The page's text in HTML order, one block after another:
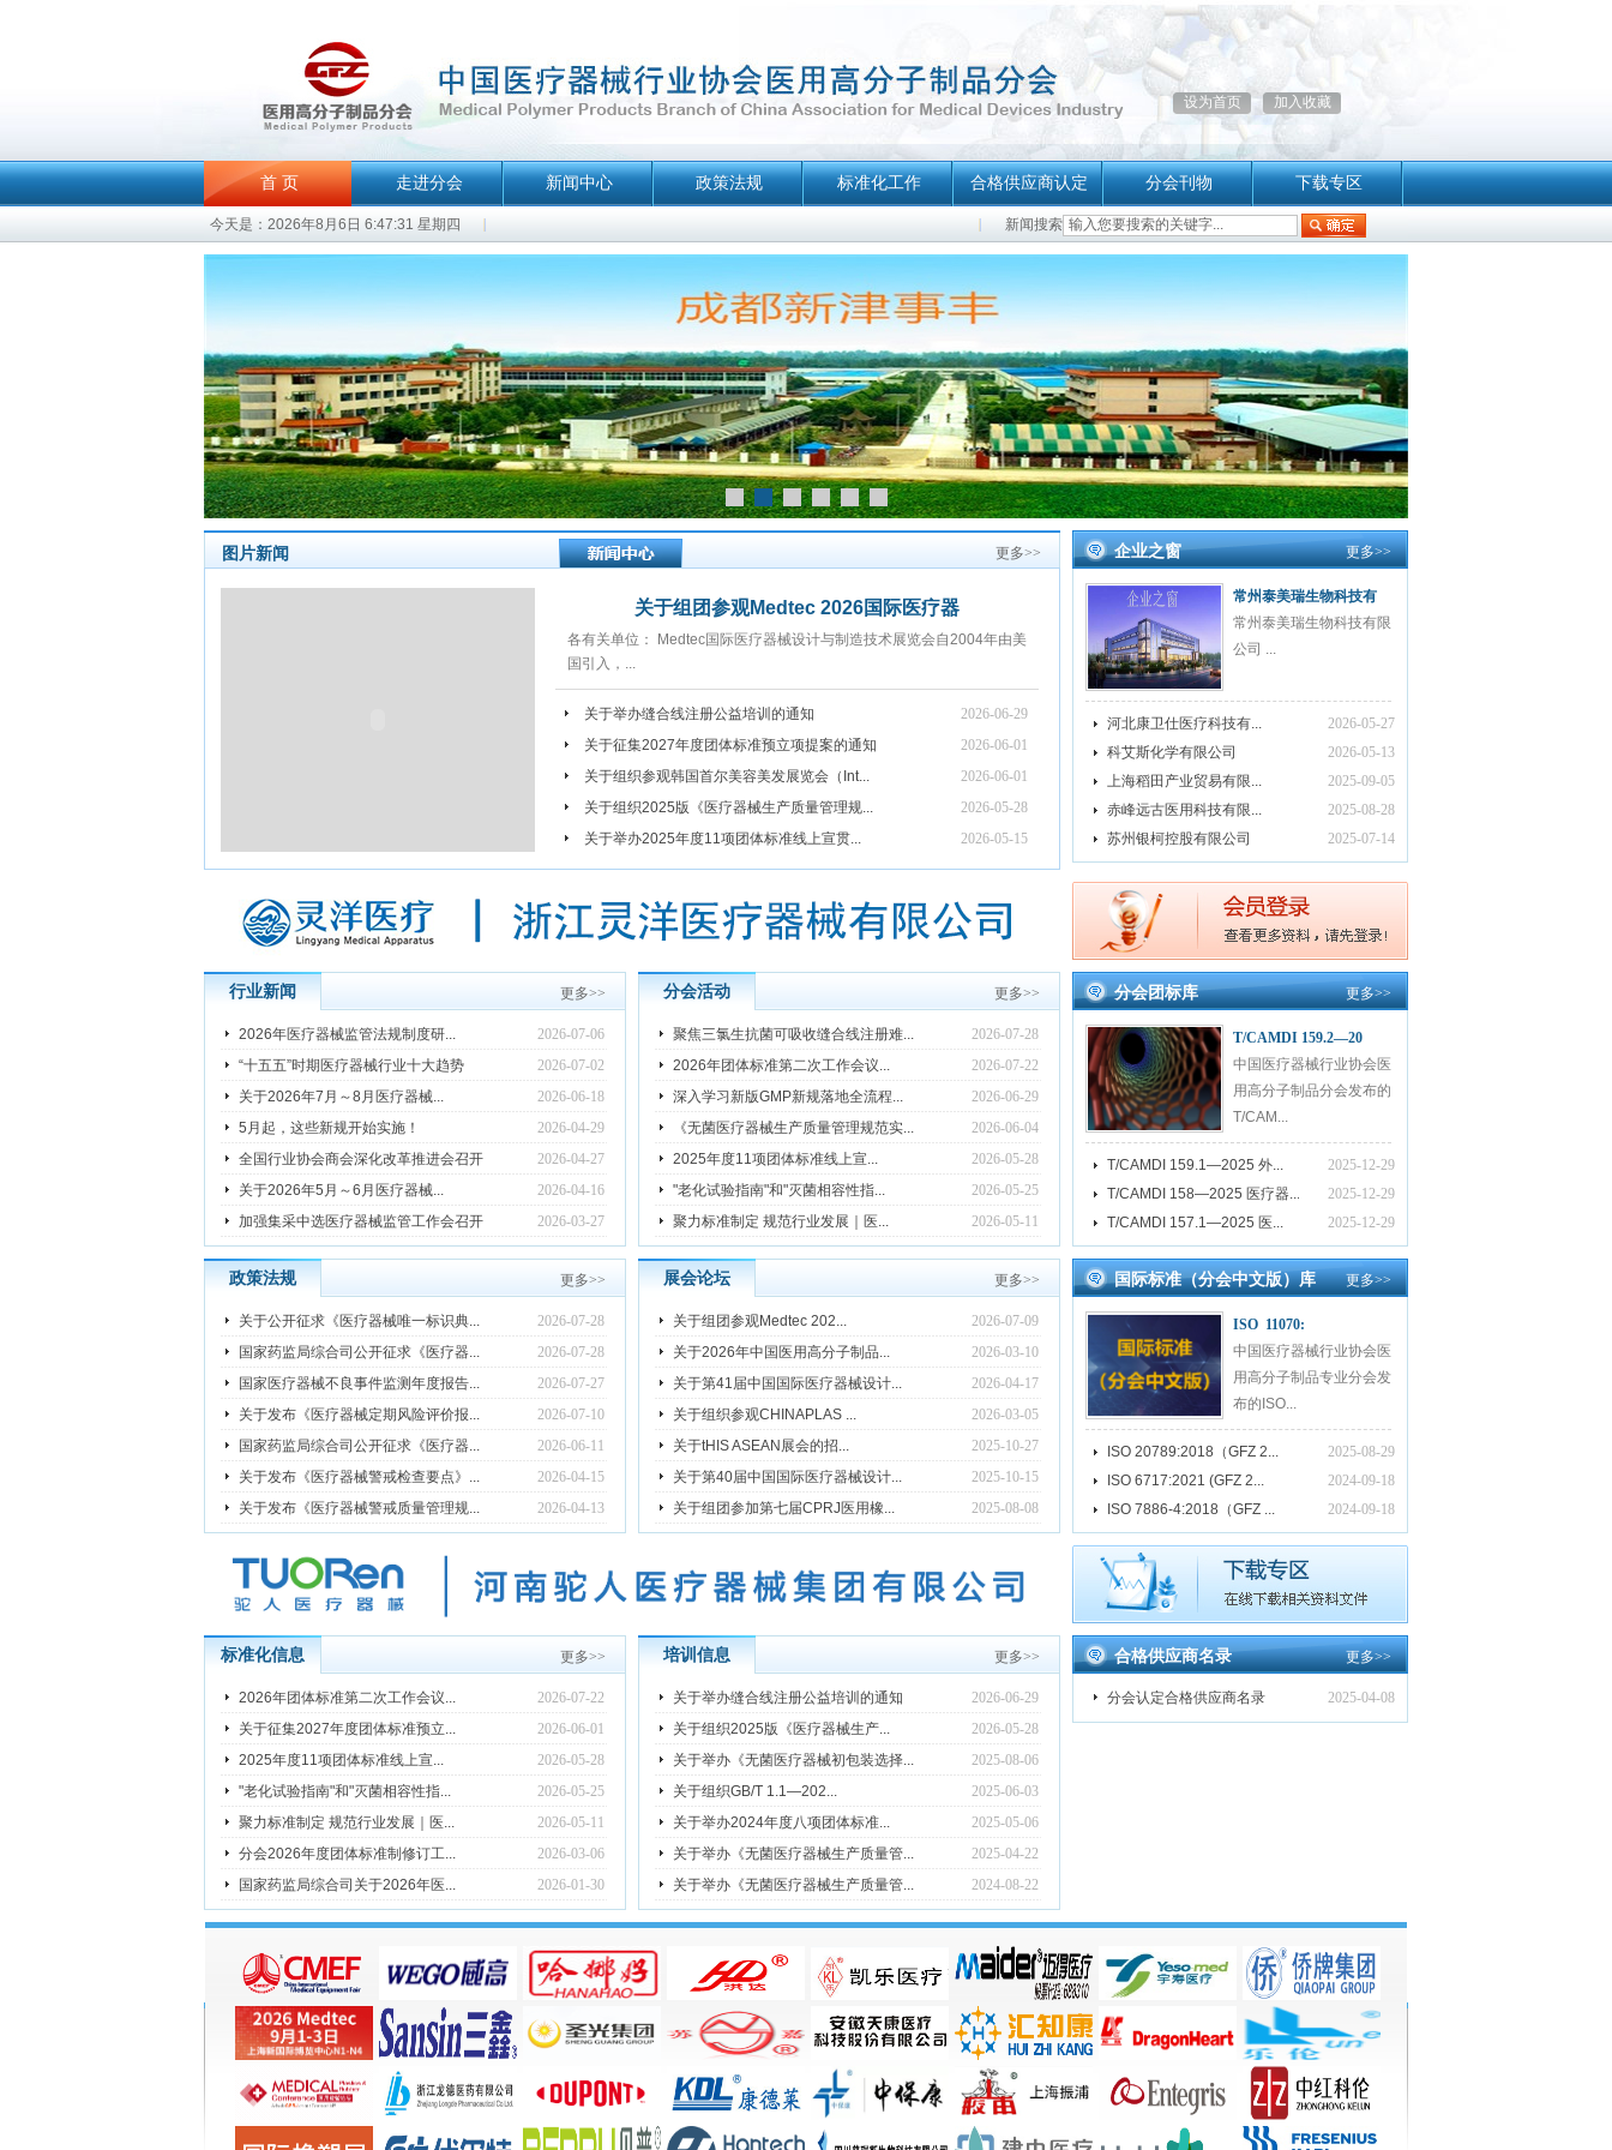
设为首页 加入收藏
首 页
今天是：2026年8月6日 6:47:31 星期四 新闻搜索
走进分会 新闻中心 政策法规 标准化工作 合格供应商认定 分会刊物 下载专区
图片新闻 更多>>
关于组团参观Medtec 2026国际医疗器
各有关单位： Medtec国际医疗器械设计与制造技术展览会自2004年由美
国引入，...
关于举办缝合线注册公益培训的通知
2026-06-29
关于征集2027年度团体标准预立项提案的通知
2026-06-01
关于组织参观韩国首尔美容美发展览会（Int...
2026-06-01
关于组织2025版《医疗器械生产质量管理规...
2026-05-28
关于举办2025年度11项团体标准线上宣贯...
2026-05-15
企业之窗 更多>>
常州泰美瑞生物科技有
常州泰美瑞生物科技有限
公司 ...
河北康卫仕医疗科技有...
2026-05-27
科艾斯化学有限公司
2026-05-13
上海稻田产业贸易有限...
2025-09-05
赤峰远古医用科技有限...
2025-08-28
苏州银柯控股有限公司
2025-07-14
行业新闻 更多>>
2026年医疗器械监管法规制度研...
2026-07-06
“十五五”时期医疗器械行业十大趋势
2026-07-02
关于2026年7月～8月医疗器械...
2026-06-18
5月起，这些新规开始实施！
2026-04-29
全国行业协会商会深化改革推进会召开
2026-04-27
关于2026年5月～6月医疗器械...
2026-04-16
加强集采中选医疗器械监管工作会召开
2026-03-27
分会活动 更多>>
聚焦三氯生抗菌可吸收缝合线注册难...
2026-07-28
2026年团体标准第二次工作会议...
2026-07-22
深入学习新版GMP新规落地全流程...
2026-06-29
《无菌医疗器械生产质量管理规范实...
2026-06-04
2025年度11项团体标准线上宣...
2026-05-28
"老化试验指南"和"灭菌相容性指...
2026-05-25
聚力标准制定 规范行业发展｜医...
2026-05-11
分会团标库 更多>>
T/CAMDI 159.2—20
中国医疗器械行业协会医
用高分子制品分会发布的
T/CAM...
T/CAMDI 159.1—2025 外...
2025-12-29
T/CAMDI 158—2025 医疗器...
2025-12-29
T/CAMDI 157.1—2025 医...
2025-12-29
政策法规 更多>>
关于公开征求《医疗器械唯一标识典...
2026-07-28
国家药监局综合司公开征求《医疗器...
2026-07-28
国家医疗器械不良事件监测年度报告...
2026-07-27
关于发布《医疗器械定期风险评价报...
2026-07-10
国家药监局综合司公开征求《医疗器...
2026-06-11
关于发布《医疗器械警戒检查要点》...
2026-04-15
关于发布《医疗器械警戒质量管理规...
2026-04-13
展会论坛 更多>>
关于组团参观Medtec 202...
2026-07-09
关于2026年中国医用高分子制品...
2026-03-10
关于第41届中国国际医疗器械设计...
2026-04-17
关于组织参观CHINAPLAS ...
2026-03-05
关于tHIS ASEAN展会的招...
2025-10-27
关于第40届中国国际医疗器械设计...
2025-10-15
关于组团参加第七届CPRJ医用橡...
2025-08-08
国际标准（分会中文版）库 更多>>
ISO 11070:
中国医疗器械行业协会医
用高分子制品专业分会发
布的ISO...
ISO 20789:2018（GFZ 2...
2025-08-29
ISO 6717:2021 (GFZ 2...
2024-09-18
ISO 7886-4:2018（GFZ ...
2024-09-18
标准化信息 更多>>
2026年团体标准第二次工作会议...
2026-07-22
关于征集2027年度团体标准预立...
2026-06-01
2025年度11项团体标准线上宣...
2026-05-28
"老化试验指南"和"灭菌相容性指...
2026-05-25
聚力标准制定 规范行业发展｜医...
2026-05-11
分会2026年度团体标准制修订工...
2026-03-06
国家药监局综合司关于2026年医...
2026-01-30
培训信息 更多>>
关于举办缝合线注册公益培训的通知
2026-06-29
关于组织2025版《医疗器械生产...
2026-05-28
关于举办《无菌医疗器械初包装选择...
2025-08-06
关于组织GB/T 1.1—202...
2025-06-03
关于举办2024年度八项团体标准...
2025-05-06
关于举办《无菌医疗器械生产质量管...
2025-04-22
关于举办《无菌医疗器械生产质量管...
2024-08-22
合格供应商名录 更多>>
分会认定合格供应商名录 2025-04-08